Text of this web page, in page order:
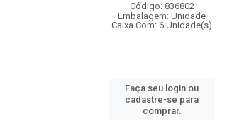
Código: 836802
Embalagem: Unidade
Caixa Com: 6 Unidade(s)
Faça seu login ou
cadastre-se para
comprar.